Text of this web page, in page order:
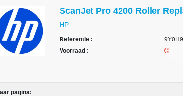
ScanJet Pro 4200 Roller
HP
Referentie :
Voorraad :
pagina: